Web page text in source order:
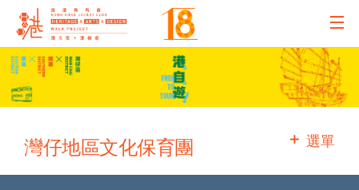
主辦機構
主要贊助
選單
灣仔地區文化保育團